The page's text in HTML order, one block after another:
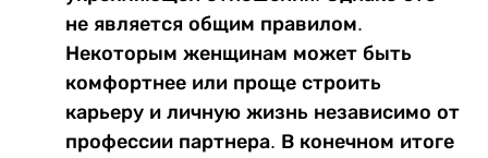
не является общим правилом.
Некоторым женщинам может быть
комфортнее или проще строить
карьеру и личную жизнь независимо от
профессии партнера. В конечном итоге